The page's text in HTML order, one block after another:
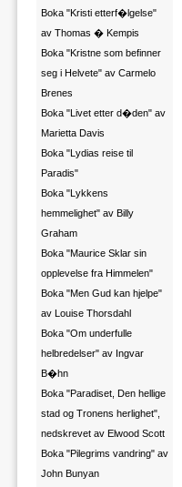
Boka "Kristi etterf�lgelse"
av Thomas � Kempis
Boka "Kristne som befinner
seg i Helvete" av Carmelo
Brenes
Boka "Livet etter d�den" av
Marietta Davis
Boka "Lydias reise til
Paradis"
Boka "Lykkens
hemmelighet" av Billy
Graham
Boka "Maurice Sklar sin
opplevelse fra Himmelen"
Boka "Men Gud kan hjelpe"
av Louise Thorsdahl
Boka "Om underfulle
helbredelser" av Ingvar
B�hn
Boka "Paradiset, Den hellige
stad og Tronens herlighet",
nedskrevet av Elwood Scott
Boka "Pilegrims vandring" av
John Bunyan